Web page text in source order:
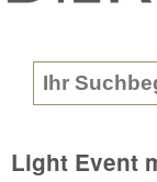
Search
Light Event